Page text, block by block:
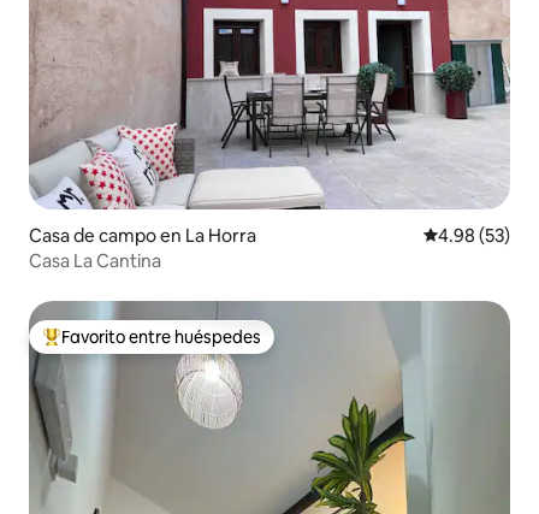
Casa de campo en La Horra Calificación
4.98 (53)
Casa La Cantina
Favorito entre huéspedes preferido
Favorito entre huéspedes